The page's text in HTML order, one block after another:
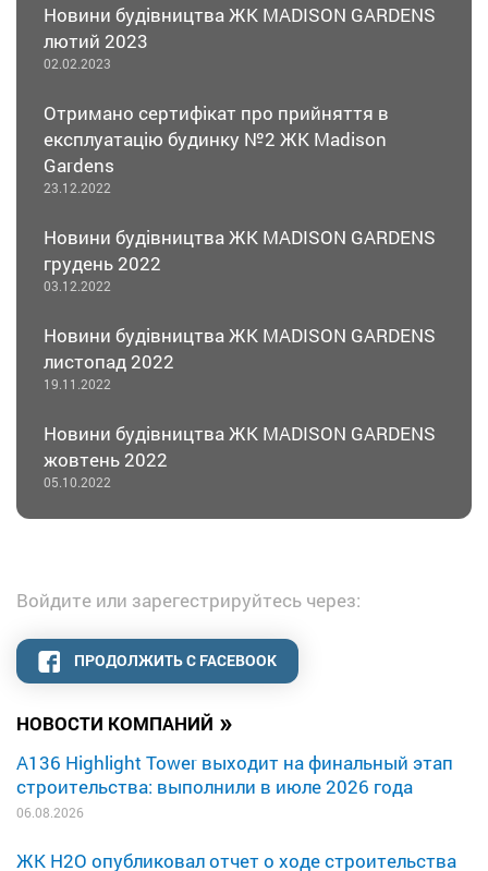
НОВОСТИ КОМПАНИЙ »
A136 Highlight Tower выходит на финальный этап
строительства: выполнили в июле 2026 года
06.08.2026
ЖК H2O опубликовал отчет о ходе строительства
Новини будівництва ЖК MADISON GARDENS
лютий 2023
02.02.2023
Отримано сертифікат про прийняття в
експлуатацію будинку №2 ЖК Madison
Gardens
23.12.2022
Новини будівництва ЖК MADISON GARDENS
грудень 2022
03.12.2022
Новини будівництва ЖК MADISON GARDENS
листопад 2022
19.11.2022
Новини будівництва ЖК MADISON GARDENS
жовтень 2022
05.10.2022
Войдите или зарегестрируйтесь через:
ПРОДОЛЖИТЬ С FACEBOOK